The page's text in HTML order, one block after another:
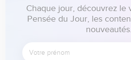
Chaque jour, découvrez le
Pensée du Jour, les
nouveautés.